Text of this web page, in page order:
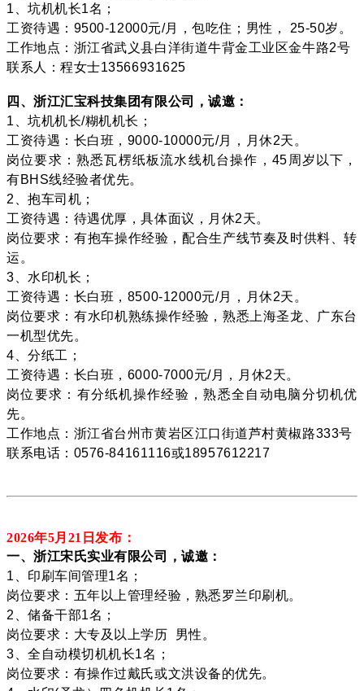
1、坑机机长1名；
工资待遇：9500-12000元/月，包吃住；男性， 25-50岁。
工作地点：浙江省武义县白洋街道牛背金工业区金牛路2号
联系人：程女士13566931625
四、浙江汇宝科技集团有限公司，诚邀：
1、坑机机长/糊机机长；
工资待遇：长白班，9000-10000元/月，月休2天。
岗位要求：熟悉瓦楞纸板流水线机台操作，45周岁以下，
有BHS线经验者优先。
2、抱车司机；
工资待遇：待遇优厚，具体面议，月休2天。
岗位要求：有抱车操作经验，配合生产线节奏及时供料、转
运。
3、水印机长；
工资待遇：长白班，8500-12000元/月，月休2天。
岗位要求：有水印机熟练操作经验，熟悉上海圣龙、广东台
一机型优先。
4、分纸工；
工资待遇：长白班，6000-7000元/月，月休2天。
岗位要求：有分纸机操作经验，熟悉全自动电脑分切机优
先。
工作地点：浙江省台州市黄岩区江口街道芦村黄椒路333号
联系电话：0576-84161116或18957612217
2026年5月21 日发布：
一、浙江宋氏实业有限公司，诚邀：
1、印刷车间管理1名；
岗位要求：五年以上管理经验，熟悉罗兰印刷机。
2、储备干部1名；
岗位要求：大专及以上学历 男性。
3、全自动模切机机长1名；
岗位要求：有操作过戴氏或文洪设备的优先。